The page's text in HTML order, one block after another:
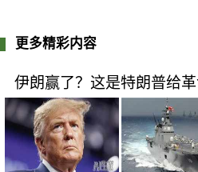
更多精彩内容
伊朗赢了？这是特朗普给